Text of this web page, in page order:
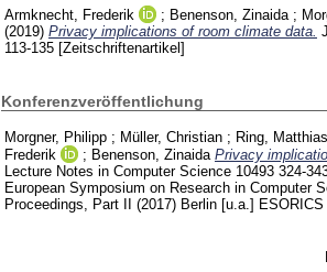
Armknecht, Frederik ; Benenson, Zinaida ;
(2019) Privacy implications of room climate data.
113-135 [Zeitschriftenartikel]
Konferenzveröffentlichung
Morgner, Philipp ; Müller, Christian ; Ring, Matthias
Frederik
; Benenson, Zinaida Privacy
Lecture Notes in Computer Science 10493 324-
European Symposium on Research in Computer
Proceedings, Part II (2017) Berlin [u.a.]